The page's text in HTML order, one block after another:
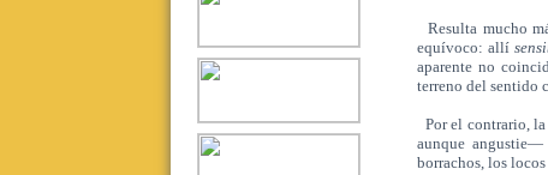
Resulta mucho
equívoco: allí
aparente no
terreno del sentido
Por el contrario,
aunque
borrachos, los